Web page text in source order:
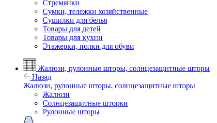
Стремянки
Сумки, тележки хозяйственные
Сушилки для белья
Товары для детей
Товары для кухни
Этажерки, полки для обуви
Жалюзи, рулонные шторы, солнцезащитные шторы
Назад
Жалюзи, рулонные шторы, солнцезащитные шторы
Жалюзи
Солнцезащитные шторки
Рулонные шторы